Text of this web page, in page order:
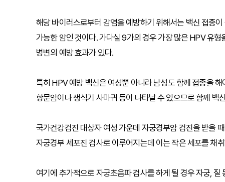
해당 바이러스로부터 감염을 예방하기 위해서는 백신 접종
가능한 암인 것이다. 가다실 9가의 경우 가장 많은 HPV 유
병변의 예방 효과가 있다.
특히 HPV 예방 백신은 여성뿐 아니라 남성도 함께 접종을
항문암이나 생식기 사마귀 등이 나타날 수 있으므로 함께 백
국가건강검진 대상자 여성 가운데 자궁경부암 검진을 받을
자궁경부 세포진 검사로 이루어지는데 이는 작은 세포를 채
여기에 추가적으로 자궁초음파 검사를 하게 될 경우 자궁,